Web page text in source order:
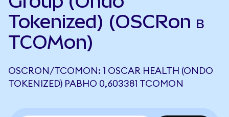
Tokenized) (OSCRon в
TCOMon)
OSCRON/TCOMON: 1 OSCAR HEALTH (ONDO
TOKENIZED) РАВНО 0,603381 TCOMON